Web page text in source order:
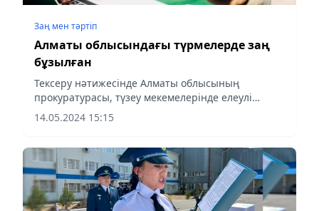
Заң мен тəртіп
Алматы облысындағы түрмелерде заң
бұзылған
Тексеру нәтижесінде Алматы облысының
прокуратурасы, түзеу мекемелерінде елеулі
бұзушылықтарды анықтады.
14.05.2024 15:15